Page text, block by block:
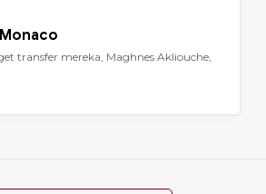
transfer mereka, Maghnes Akliouche,